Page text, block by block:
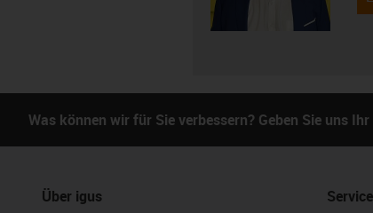
Was können wir für Sie verbessern? Geben Sie uns Ihr
Über igus